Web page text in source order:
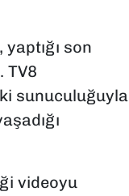
son
TV8
sunuculuğuyla
videoyu